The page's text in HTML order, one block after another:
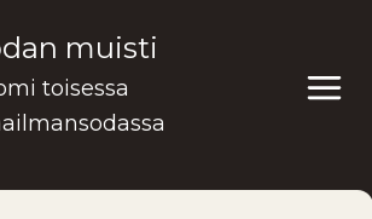
muisti
toisessa